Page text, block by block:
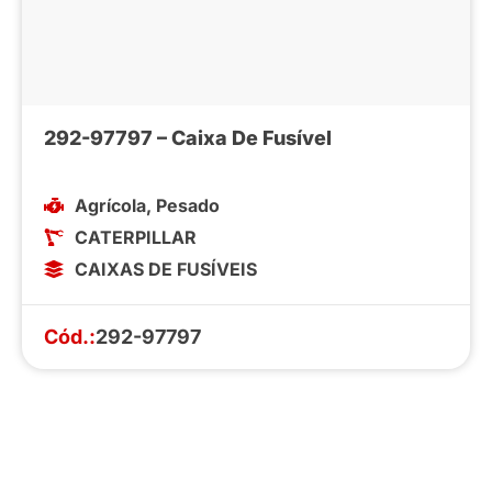
292-97797 – Caixa De Fusível
Agrícola, Pesado
CATERPILLAR
CAIXAS DE FUSÍVEIS
Cód.:292-97797